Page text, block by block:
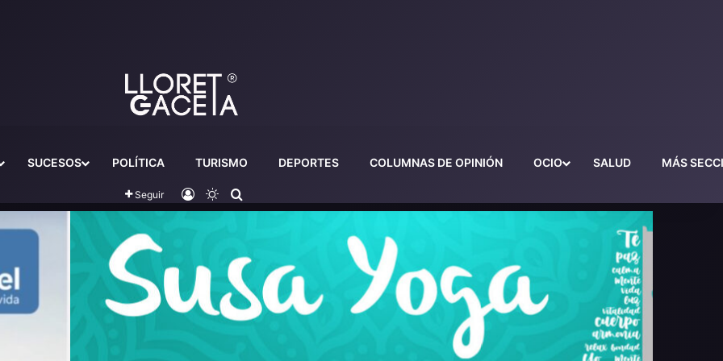
SUCESOS POLÍTICA TURISMO DEPORTES COLUMNAS DE OPINIÓN OCIO SALUD MÁS
Seguir Iniciar sesión
Switch skin